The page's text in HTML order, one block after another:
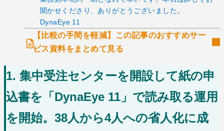
聞かせくださり、ありがとうございました。
DynaEye 11
【比較の手間を軽減】この記事のおすすめサー
ビス資料をまとめて見る
1. 集中受注センターを開設して紙の申
込書を「DynaEye 11」で読み取る運用
を開始。38人から4人への省人化に成